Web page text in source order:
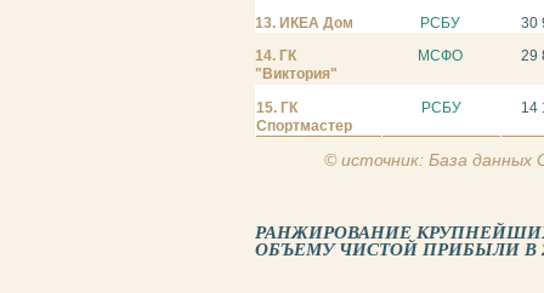
13. ИКЕА Дом РСБУ
30
14. ГК
"Виктория"
МСФО 29
15. ГК
Спортмастер
РСБУ 14
© источник: База
РАНЖИРОВАНИЕ
ОБЪЕМУ ЧИСТОЙ ПРИБЫЛИ В